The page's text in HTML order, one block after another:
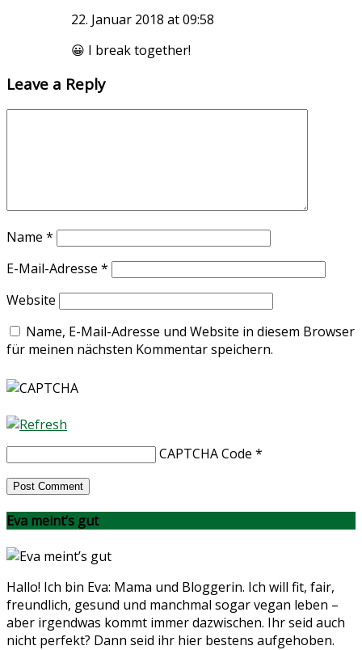
22. Januar 2018 at 09:58
😀 I break together!
Leave a Reply
Name *
E-Mail-Adresse *
Website
Name, E-Mail-Adresse und Website in diesem Browser
für meinen nächsten Kommentar speichern.
CAPTCHA Code *
Eva meint’s gut
Hallo! Ich bin Eva: Mama und Bloggerin. Ich will fit, fair,
freundlich, gesund und manchmal sogar vegan leben –
aber irgendwas kommt immer dazwischen. Ihr seid auch
nicht perfekt? Dann seid ihr hier bestens aufgehoben.